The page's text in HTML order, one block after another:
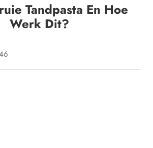
Tandpasta En Hoe
Werk Dit?